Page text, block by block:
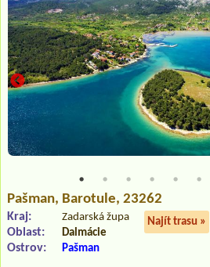
Pašman, Barotule, 23262
Najít trasu »
Kraj: Zadarská župa
Oblast: Dalmácie
Ostrov: Pašman